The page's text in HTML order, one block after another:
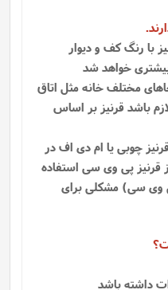
با رنگ کف و دیوار
خواهد شد
مختلف خانه مثل اتاق
باشد قرنیز بر اساس
چوبی یا ام دی اف در
قرنیز پی وی سی استفاده
وی سی) مشکلی برای